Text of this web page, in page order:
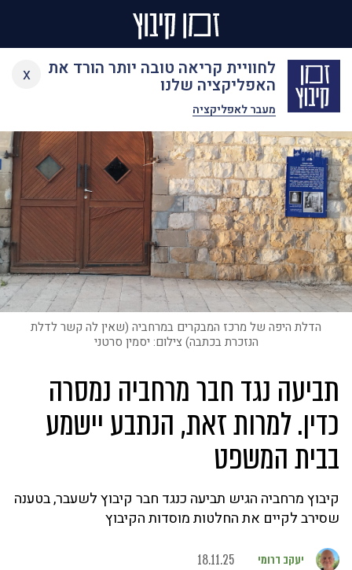
לחוויית קריאה טובה יותר הורד את
האפליקציה שלנו
מעבר לאפליקציה
x
Skip
content
הדלת היפה של מרכז המבקרים במרחביה (שאין לה קשר לדלת
הנזכרת בכתבה) צילום: יסמין סרטני
תביעה נגד חבר מרחביה נמסרה
כדין. למרות זאת, הנתבע יישמע
בבית המשפט
קיבוץ מרחביה הגיש תביעה כנגד חבר קיבוץ לשעבר, בטענה
שסירב לקיים את החלטות מוסדות הקיבוץ
יעקב דרומי 18.11.25